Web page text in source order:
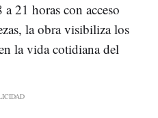
21 horas con acceso
la obra visibiliza los
la vida cotidiana del